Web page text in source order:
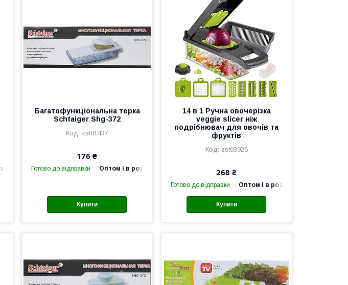
Багатофункціональна терка
Schtaiger Shg-372
zst01437
176 ₴
Готово до відправки Оптом і в роздріб
Купити
14 в 1 Ручна овочерізка
veggie slicer ніж
подрібнювач для овочів та
фруктів
zst03926
268 ₴
Готово до відправки Оптом і в роздріб
Купити